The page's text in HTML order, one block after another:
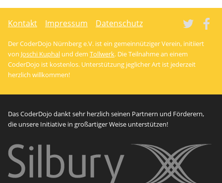
Kontakt Impressum Datenschutz
Der CoderDojo Nürnberg e.V. ist ein gemeinnütziger Verein, initiiert
von Joschi Kuphal und dem Tollwerk. Die Teilnahme an einem
CoderDojo ist kostenlos. Unterstützung jeglicher Art ist jederzeit
herzlich willkommen!
Das CoderDojo dankt sehr herzlich seinen Partnern und Förderern,
die unsere Initiative in großartiger Weise unterstützen!